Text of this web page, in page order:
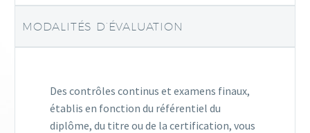
MODALITÉS D’ÉVALUATION
Des contrôles continus et examens finaux,
établis en fonction du référentiel du
diplôme, du titre ou de la certification, vous